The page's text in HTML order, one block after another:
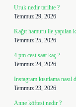
Uruk nedir tarihte ?
Temmuz 29, 2026
Kağıt hamuru ile yapılan
Temmuz 25, 2026
4 pm cest saat kaç ?
Temmuz 24, 2026
Instagram kısıtlama nasıl
Temmuz 23, 2026
Anne köftesi nedir ?